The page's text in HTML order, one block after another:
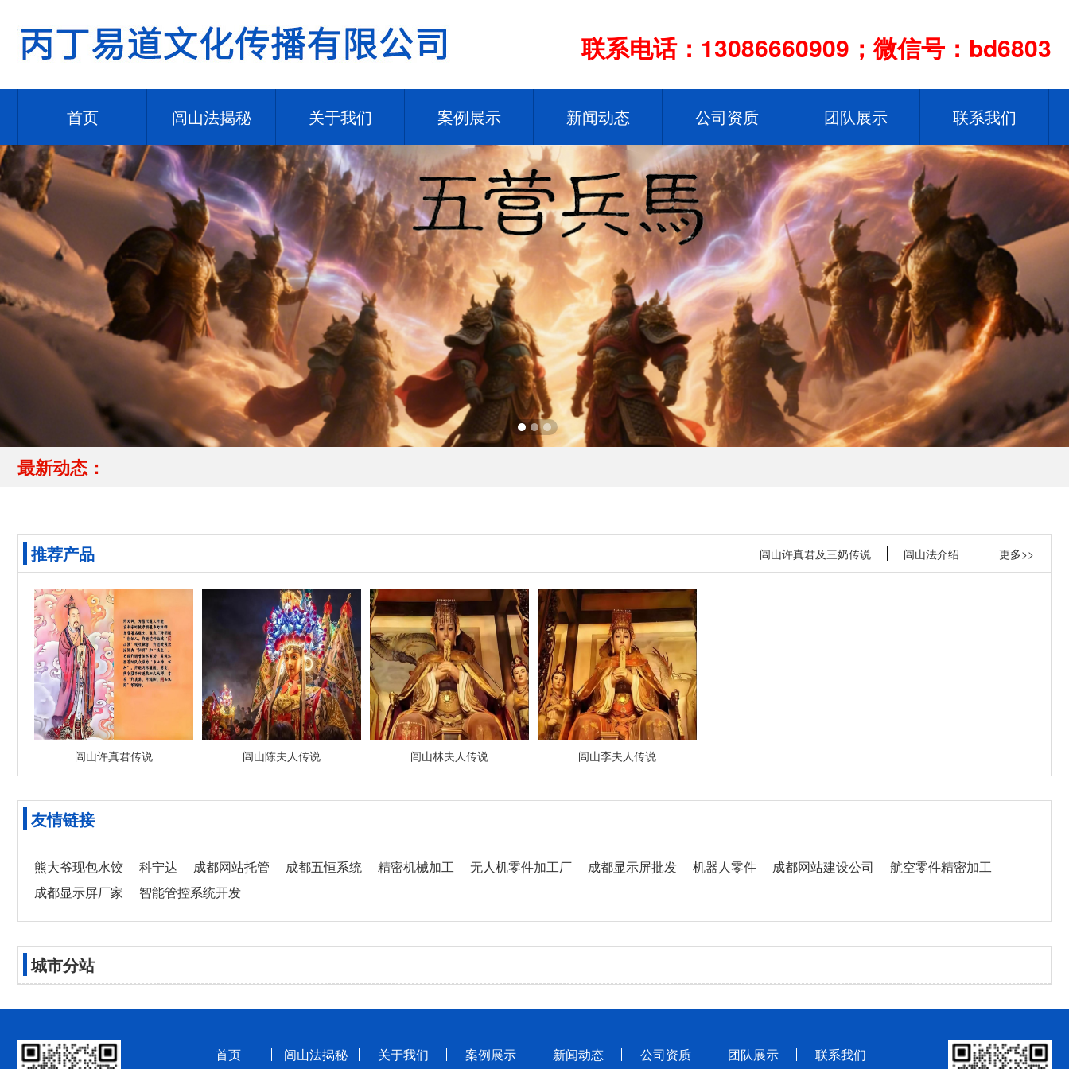
联系电话：13086660909；微信号：bd6803
首页 闾山法揭秘 关于我们 案例展示 新闻动态 公司资质 团队展示 联系我们
最新动态：
推荐产品 更多>>
闾山许真君及三奶传说 闾山法介绍
闾山许真君传说 闾山陈夫人传说 闾山林夫人传说 闾山李夫人传说
友情链接
熊大爷现包水饺 科宁达 成都网站托管 成都五恒系统 精密机械加工 无人机零件加工厂 成都显示屏批发 机器人零件 成都网站建设公司
航空零件精密加工
成都显示屏厂家
智能管控系统开发
城市分站
首页 闾山法揭秘 关于我们 案例展示 新闻动态 公司资质 团队展示 联系我们